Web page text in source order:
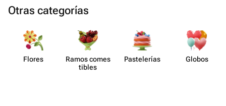
Otras categorías
Flores
Ramos comes​
tibles
Paste​lerías Globos